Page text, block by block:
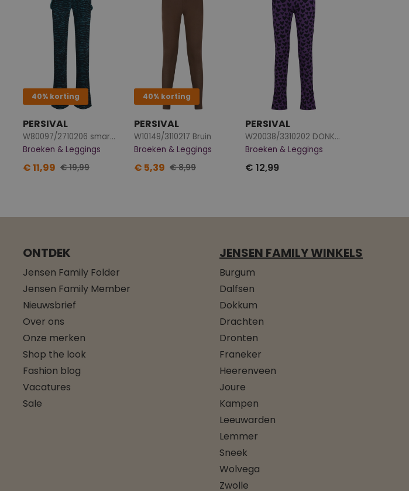
40% korting
PERSIVAL
W80097/2710206 smaragd
Broeken & Leggings
€ 11,99 € 19,99
40% korting
PERSIVAL
W10149/3110217 Bruin
Broeken & Leggings
€ 5,39 € 8,99
PERSIVAL
W20038/3310202 DONKER LILA
Broeken & Leggings
€ 12,99
ONTDEK
Jensen Family Folder
Jensen Family Member
Nieuwsbrief
Over ons
Onze merken
Shop the look
Fashion blog
Vacatures
Sale
JENSEN FAMILY WINKELS
Burgum
Dalfsen
Dokkum
Drachten
Dronten
Franeker
Heerenveen
Joure
Kampen
Leeuwarden
Lemmer
Sneek
Wolvega
Zwolle